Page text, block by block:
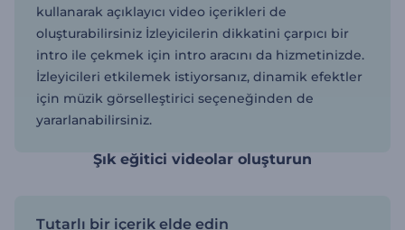
kullanarak açıklayıcı video içerikleri de
oluşturabilirsiniz İzleyicilerin dikkatini çarpıcı bir
intro ile çekmek için intro aracını da hizmetinizde.
İzleyicileri etkilemek istiyorsanız, dinamik efektler
için müzik görselleştirici seçeneğinden de
yararlanabilirsiniz.
Şık eğitici videolar oluşturun
Tutarlı bir içerik elde edin